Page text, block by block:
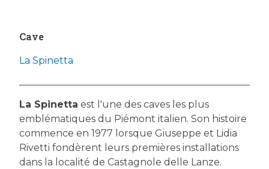
Cave
La Spinetta
La Spinetta est l'une des caves les plus
emblématiques du Piémont italien. Son histoire
commence en 1977 lorsque Giuseppe et Lidia
Rivetti fondèrent leurs premières installations
dans la localité de Castagnole delle Lanze.